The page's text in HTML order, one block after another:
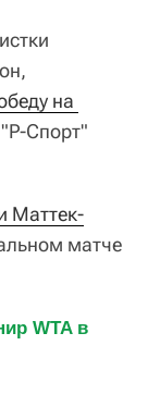
на
Спорт"
Маттек-
матче
WTA в